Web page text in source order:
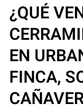
¿QUÉ
EN
FINCA,